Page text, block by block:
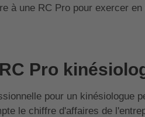
à une RC Pro pour exercer en
Pro
pour un kinésiologue
le chiffre d'affaires de